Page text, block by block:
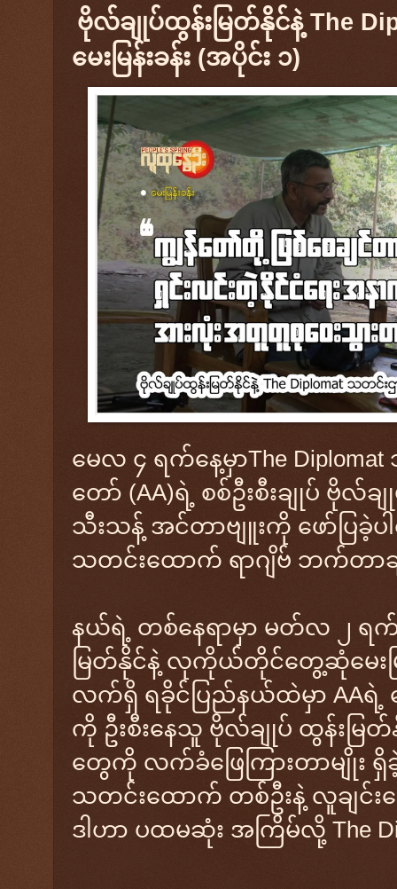
ဗိုလ်ချုပ်ထွန်းမြတ်နိုင်နဲ့ The
မေးမြန်းခန်း (အပိုင်း ၁)
မေလ ၄ ရက်နေ့မှာThe
တော် (AA)ရဲ့ စစ်ဦးစီးချုပ် ဗိုလ်
သီးသန့် အင်တာဗျူးကို ဖော်ပြခဲ့ပ
သတင်းထောက် ရာဂျိဗ် ဘက်တာခ
နယ်ရဲ့ တစ်နေရာမှာ မတ်လ ၂ ရ
မြတ်နိုင်နဲ့ လုကိုယ်တိုင်​တွေ့ဆုံ​မေးမ
လက်ရှိ ရခိုင်ပြည်နယ်ထဲမှာ AAရဲ့
ကို ဦးစီးနေသူ ဗိုလ်ချုပ် ထွန်းမြ
တွေကို လက်ခံဖြေကြားတာမျိုး ရှိ
သတင်းထောက် တစ်ဦးနဲ့ လူချင်း
ဒါဟာ ပထမဆုံး အကြိမ်လို့ The